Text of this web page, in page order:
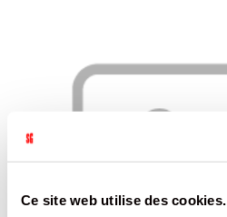
Ce site web utilise des cookies.